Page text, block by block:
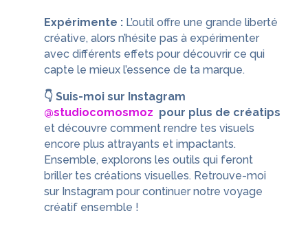
Expérimente :L’outil offre une grande liberté
créative, alors n’hésite pas à expérimenter
avec différents effets pour découvrir ce qui
capte le mieux l’essence de ta marque.
👇 Suis-moi sur Instagram
@studiocomosmoz pour plus de créatips
et découvre comment rendre tes visuels
encore plus attrayants et impactants.
Ensemble, explorons les outils qui feront
briller tes créations visuelles. Retrouve-moi
sur Instagram pour continuer notre voyage
créatif ensemble !